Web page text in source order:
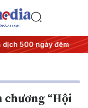
CỦA TTXVN
ngày đêm
chương “Hội